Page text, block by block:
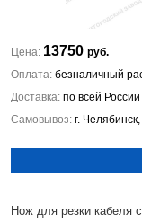
Цена: 13750 руб.
Оплата: безналичный
Доставка: по всей России
Самовывоз: г.
Нож для резки кабеля